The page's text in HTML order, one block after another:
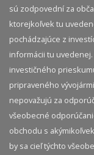
sú zodpovední za
ktorejkoľvek tu
pochádzajúce z
informácii tu
investičného
pripraveného
nepovažujú za
všeobecné
obchodu s
by sa cieľ týchto